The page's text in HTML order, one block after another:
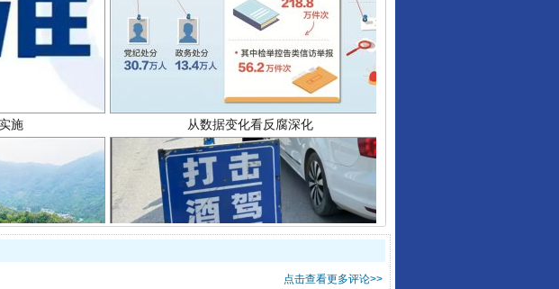
施 从数据变化看反腐深化
酒驾未被当场查获能处罚吗点击查看更多评论>>